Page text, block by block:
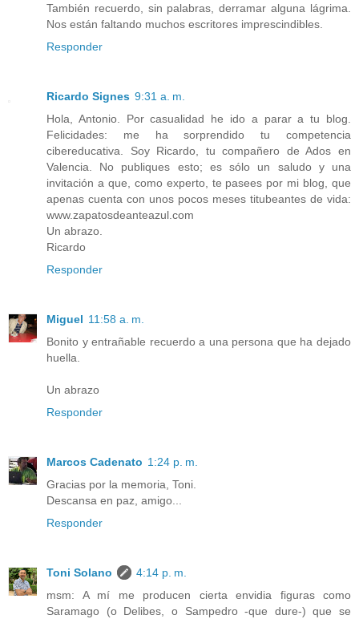
También recuerdo, sin palabras, derramar alguna lágrima.
Nos están faltando muchos escritores imprescindibles.
Responder
Ricardo Signes 9:31 a. m.
Hola, Antonio. Por casualidad he ido a parar a tu blog.
Felicidades: me ha sorprendido tu competencia
cibereducativa. Soy Ricardo, tu compañero de Ados en
Valencia. No publiques esto; es sólo un saludo y una
invitación a que, como experto, te pasees por mi blog, que
apenas cuenta con unos pocos meses titubeantes de vida:
www.zapatosdeanteazul.com
Un abrazo.
Ricardo
Responder
Miguel 11:58 a. m.
Bonito y entrañable recuerdo a una persona que ha dejado
huella.
Un abrazo
Responder
Marcos Cadenato 1:24 p. m.
Gracias por la memoria, Toni.
Descansa en paz, amigo...
Responder
Toni Solano
4:14 p. m.
msm: A mí me producen cierta envidia figuras como
Saramago (o Delibes, o Sampedro -que dure-) que se